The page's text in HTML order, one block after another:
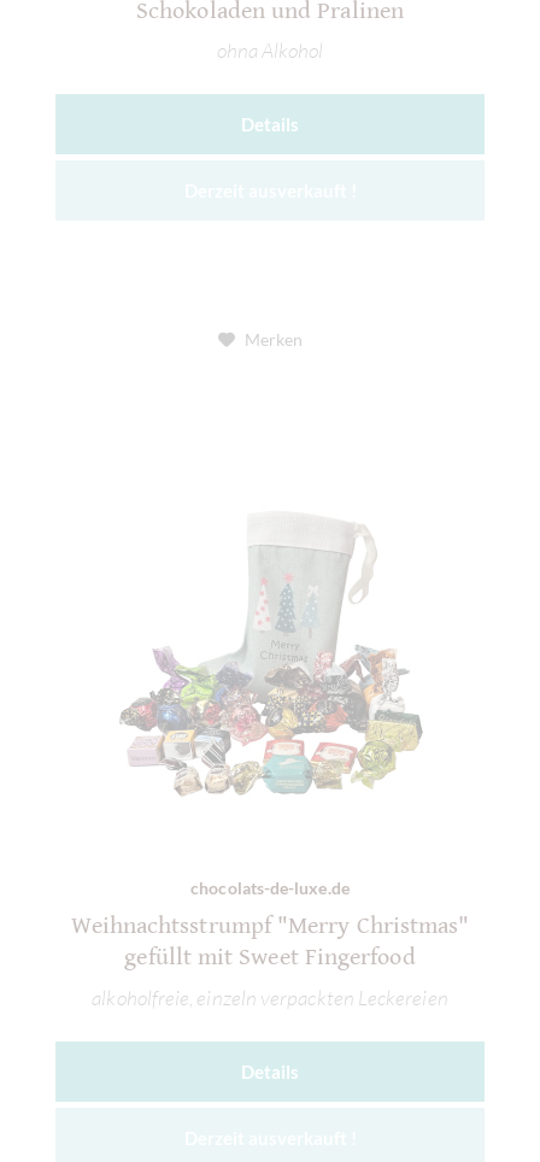
Schokoladen und Pralinen
ohna Alkohol
Details
Merken
chocolats-de-luxe.de
Weihnachtsstrumpf "Merry Christmas"
gefüllt mit Sweet Fingerfood
alkoholfreie, einzeln verpackten Leckereien
Details